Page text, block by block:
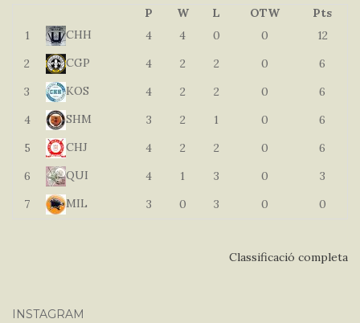
P W L OTW
Pts
1
CHH 4 4 0 0
12
2
CGP 4 2 2 0
6
3
KOS 4 2 2 0
6
4
SHM 3 2 1 0
6
5
CHJ 4 2 2 0
6
6
QUI 4 1 3 0
3
7
MIL 3 0 3 0 0
Classificació completa
INSTAGRAM